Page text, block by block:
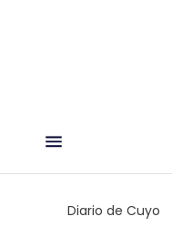
Diario de Cuyo